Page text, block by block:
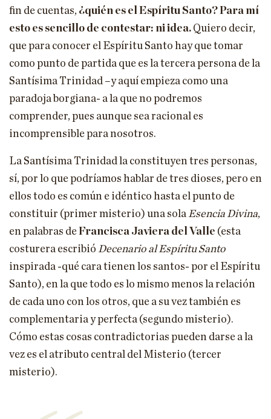
fin de cuentas, ¿quién es el Espíritu Santo? Para mí
esto es sencillo de contestar: ni idea. Quiero decir,
que para conocer el Espíritu Santo hay que tomar
como punto de partida que es la tercera persona de la
Santísima Trinidad –y aquí empieza como una
paradoja borgiana- a la que no podremos
comprender, pues aunque sea racional es
incomprensible para nosotros.
La Santísima Trinidad la constituyen tres personas,
sí, por lo que podríamos hablar de tres dioses, pero en
ellos todo es común e idéntico hasta el punto de
constituir (primer misterio) una solaEsencia Divina,
en palabras deFrancisca Javiera del Valle (esta
costurera escribió Decenario al Espíritu Santo
inspirada -qué cara tienen los santos- por el Espíritu
Santo), en la que todo es lo mismo menos la relación
de cada uno con los otros, que a su vez también es
complementaria y perfecta (segundo misterio).
Cómo estas cosas contradictorias pueden darse a la
vez es el atributo central del Misterio (tercer
misterio).